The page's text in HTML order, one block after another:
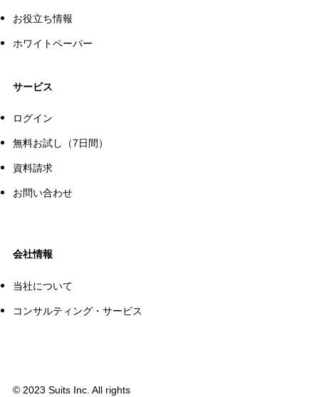
お役立ち情報
ホワイトペーパー
サービス
ログイン
無料お試し（7日間）
資料請求
お問い合わせ
会社情報
当社について
コンサルティング・サービス
©2023 Suits Inc. All rights